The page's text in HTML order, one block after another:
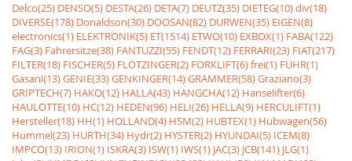
Delco(25) DENSO(5) DESTA(26) DETA(7) DEUTZ(35) DIETEG(10)div(18)
DIVERSE(178) Donaldson(30) DOOSAN(82) DURWEN(35) EIGEN(8)
electronics(1) ELEKTRONIK(5) ET(1514) ETWO(10) EXBOX(1) FABA(122)
FAG(3) Fahrersitze(38) FANTUZZI(55) FENDT(12) FERRARI(23) FIAT(217)
FILTER(18) FISCHER(5) FLÖTZINGER(2) FORKLIFT(6)frei(1) FÜHR(1)
Gasanl(13)GENIE(33)GENKINGER(14)GRAMMER(58)Graziano(3)
GRIPTECH(7) HAKO(12) HALLA(43) HANGCHA(12) Hanselifter(6)
HAULOTTE(10) HC(12) HEDEN(96) HELI(26) HELLA(9) HERCULIFT(1)
Hersteller(18) HH(1) HOLLAND(4) HSM(2) HUBTEX(1) Hubwagen(56)
Hummel(23) HURTH(34) Hydr(2) HYSTER(2) HYUNDAI(5) ICEM(8)
IMPCO(13) IRION(1) ISKRA(3) ISW(1) IWS(1) JAC(3) JCB(141) JLG(1)